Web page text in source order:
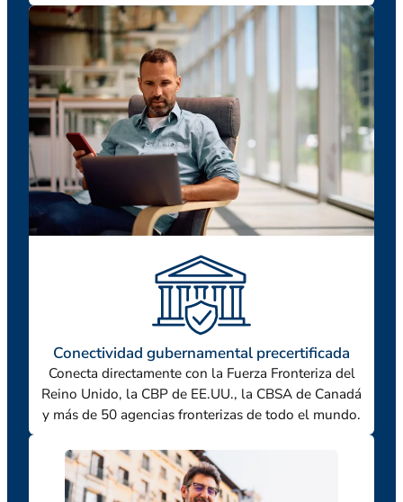
Conectividad gubernamental precertificada
Conecta directamente con la Fuerza Fronteriza del
Reino Unido, la CBP de EE.UU., la CBSA de Canadá
y más de 50 agencias fronterizas de todo el mundo.